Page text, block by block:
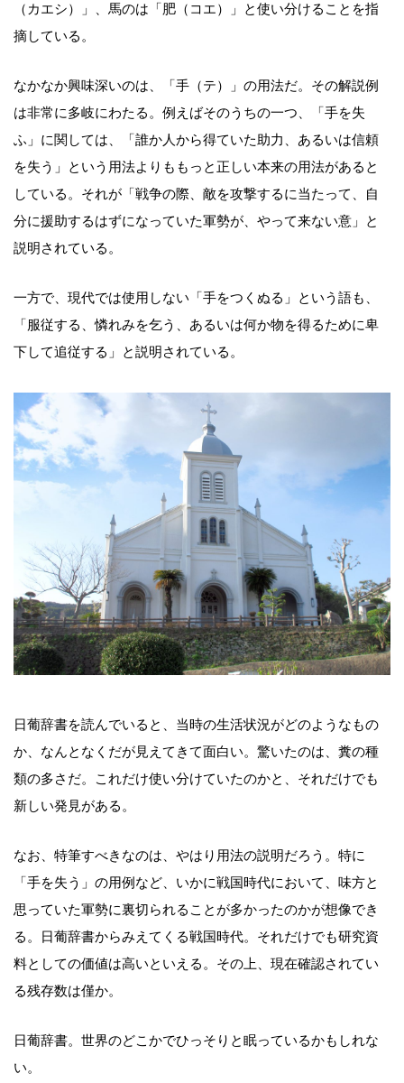
（カエシ）」、馬のは「肥（コエ）」と使い分けることを指
摘している。
なかなか興味深いのは、「手（テ）」の用法だ。その解説例
は非常に多岐にわたる。例えばそのうちの一つ、「手を失
ふ」に関しては、「誰か人から得ていた助力、あるいは信頼
を失う」という用法よりももっと正しい本来の用法があると
している。それが「戦争の際、敵を攻撃するに当たって、自
分に援助するはずになっていた軍勢が、やって来ない意」と
説明されている。
一方で、現代では使用しない「手をつくぬる」という語も、
「服従する、憐れみを乞う、あるいは何か物を得るために卑
下して追従する」と説明されている。
日葡辞書を読んでいると、当時の生活状況がどのようなもの
か、なんとなくだが見えてきて面白い。驚いたのは、糞の種
類の多さだ。これだけ使い分けていたのかと、それだけでも
新しい発見がある。
なお、特筆すべきなのは、やはり用法の説明だろう。特に
「手を失う」の用例など、いかに戦国時代において、味方と
思っていた軍勢に裏切られることが多かったのかが想像でき
る。日葡辞書からみえてくる戦国時代。それだけでも研究資
料としての価値は高いといえる。その上、現在確認されてい
る残存数は僅か。
日葡辞書。世界のどこかでひっそりと眠っているかもしれな
い。